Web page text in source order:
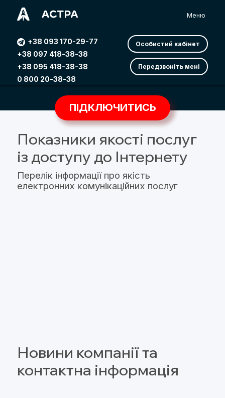
Меню
Особистий кабінет
Передзвоніть мені
+38 093 170-29-77
+38 097 418-38-38
+38 095 418-38-38
0 800 20-38-38
ПІДКЛЮЧИТИСЬ
Показники якості послуг
із доступу до Інтернету
Перелік інформації про якість
електронних комунікаційних послуг
Новини компанії та
контактна інформація